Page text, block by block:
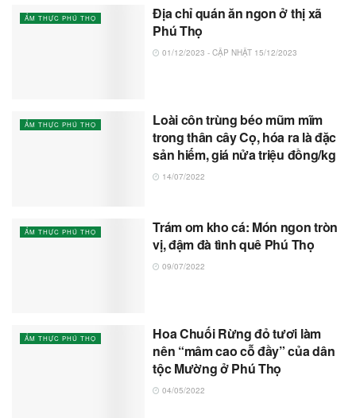
ẨM THỰC PHÚ THỌ
Địa chỉ quán ăn ngon ở thị xã
Phú Thọ
01/12/2023 - CẬP NHẬT 15/12/2023
ẨM THỰC PHÚ THỌ
Loài côn trùng béo mũm mĩm
trong thân cây Cọ, hóa ra là đặc
sản hiếm, giá nửa triệu đồng/kg
14/07/2022
ẨM THỰC PHÚ THỌ
Trám om kho cá: Món ngon tròn
vị, đậm đà tình quê Phú Thọ
09/07/2022
ẨM THỰC PHÚ THỌ
Hoa Chuối Rừng đỏ tươi làm
nên “mâm cao cỗ đầy” của dân
tộc Mường ở Phú Thọ
04/05/2022